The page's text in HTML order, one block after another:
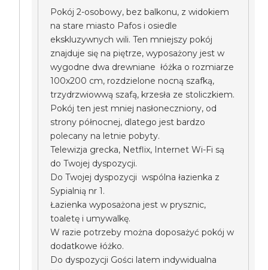
Pokój 2-osobowy, bez balkonu, z widokiem
na stare miasto Pafos i osiedle
ekskluzywnych wili. Ten mniejszy pokój
znajduje się na piętrze, wyposażony jest w
wygodne dwa drewniane łóżka o rozmiarze
100x200 cm, rozdzielone nocną szafką,
trzydrzwiowwą szafą, krzesła ze stoliczkiem.
Pokój ten jest mniej nasłoneczniony, od
strony północnej, dlatego jest bardzo
polecany na letnie pobyty.
Telewizja grecka, Netflix, Internet Wi-Fi są
do Twojej dyspozycji.
Do Twojej dyspozycji wspólna łazienka z
Sypialnią nr 1.
Łazienka wyposażona jest w prysznic,
toaletę i umywalkę.
W razie potrzeby można doposażyć pokój w
dodatkowe łóżko.
Do dyspozycji Gości latem indywidualna